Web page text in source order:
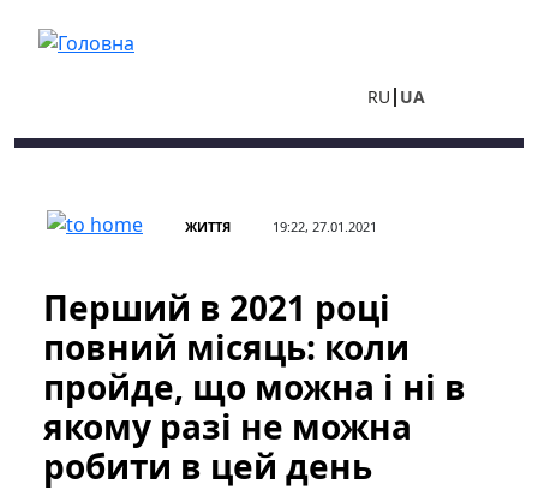
RU UA
ЖИТТЯ 19:22, 27.01.2021
Перший в 2021 році
повний місяць: коли
пройде, що можна і ні в
якому разі не можна
робити в цей день